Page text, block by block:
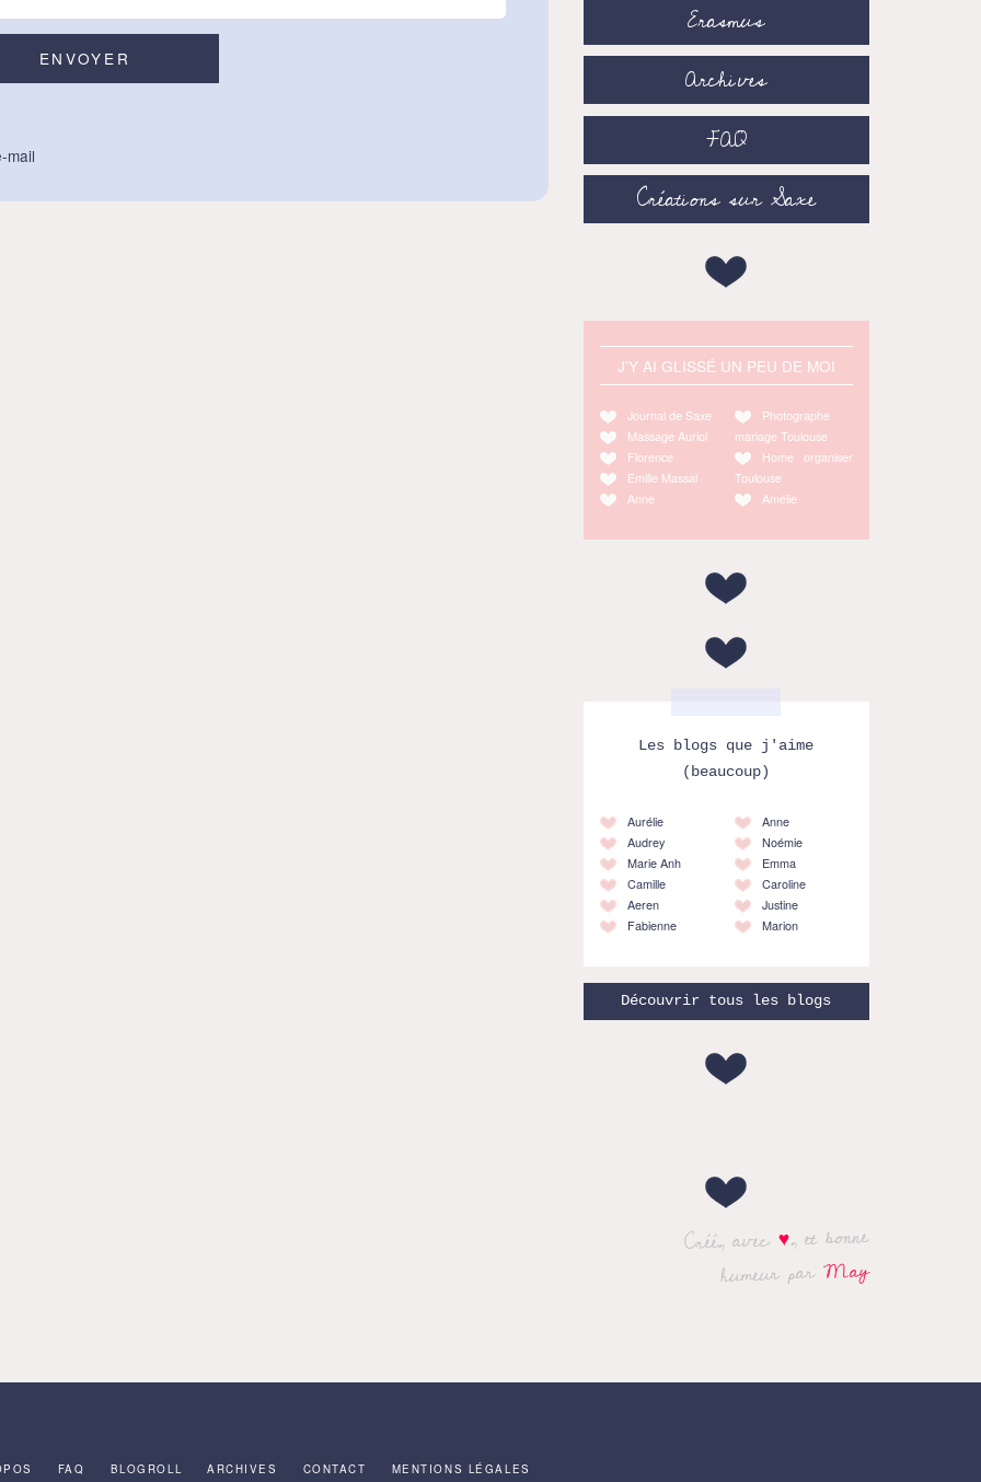
mail
Erasmus
Archives
FAQ
Créations sur Saxe
J'Y AI GLISSÉ UN PEU DE MOI
Journal de Saxe
Massage Auriol
Florence
Emilie Massal
Anne
Photographe
mariage Toulouse
Home organiser
Toulouse
Amélie
Les blogs que j'aime
(beaucoup)
Aurélie
Audrey
Marie Anh
Camille
Aeren
Fabienne
Anne
Noémie
Emma
Caroline
Justine
Marion
Découvrir tous les blogs
Créé, avec♥, et bonne
humeur parMay
FAQ BLOGROLL ARCHIVES CONTACT MENTIONS LÉGALES